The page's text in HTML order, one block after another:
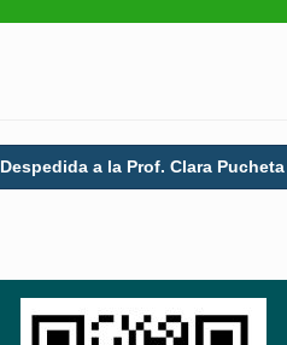
Despedida a la Prof. Clara Pucheta